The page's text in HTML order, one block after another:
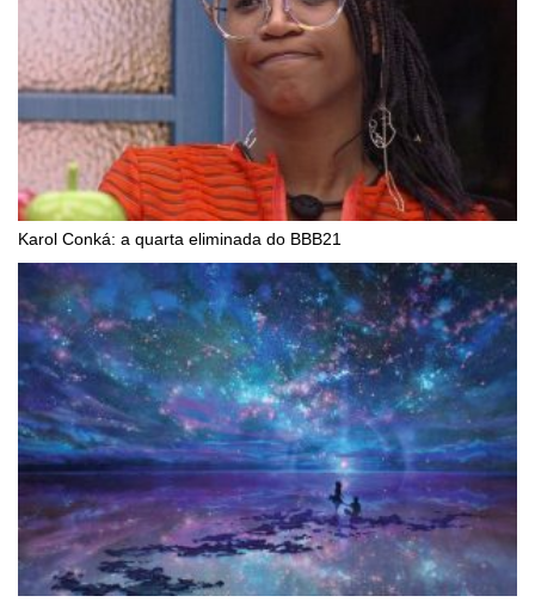
Karol Conká: a quarta eliminada do BBB21